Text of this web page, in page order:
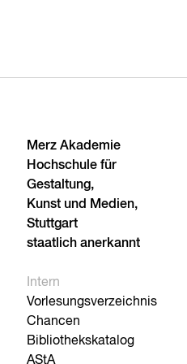
Merz Akademie
Hochschule für
Gestaltung,
Kunst und Medien,
Stuttgart
staatlich anerkannt
Intern
Vorlesungsverzeichnis
Chancen
Bibliothekskatalog
AStA